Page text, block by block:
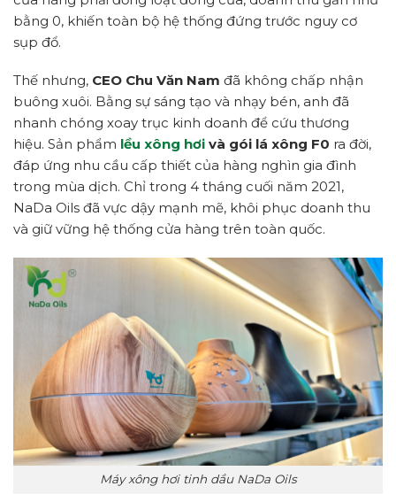
bằng 0, khiến toàn bộ hệ thống đứng trước nguy cơ
sụp đổ.
Thế nhưng, CEO Chu Văn Nam đã không chấp nhận
buông xuôi. Bằng sự sáng tạo và nhạy bén, anh đã
nhanh chóng xoay trục kinh doanh để cứu thương
hiệu. Sản phẩm lều xông hơi và gói lá xông F0 ra đời,
đáp ứng nhu cầu cấp thiết của hàng nghìn gia đình
trong mùa dịch. Chỉ trong 4 tháng cuối năm 2021,
NaDa Oils đã vực dậy mạnh mẽ, khôi phục doanh thu
và giữ vững hệ thống cửa hàng trên toàn quốc.
Máy xông hơi tinh dầu NaDa Oils